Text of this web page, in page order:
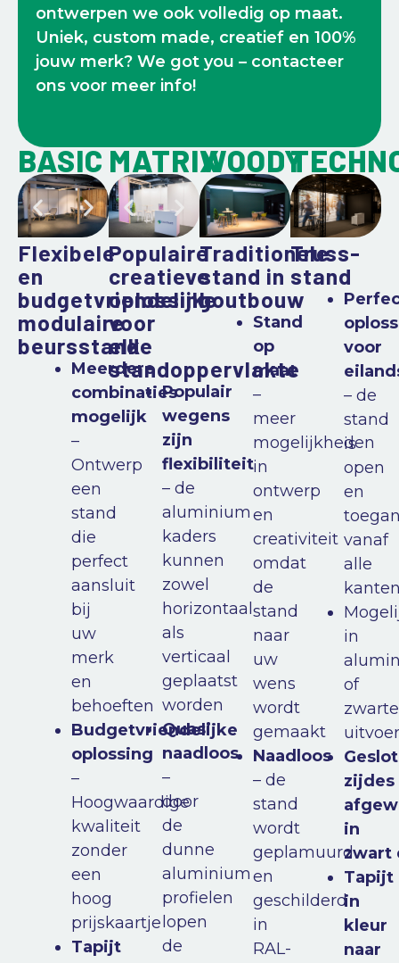
ontwerpen we ook volledig op maat.
Uniek, custom made, creatief en 100%
jouw merk? We got you – contacteer
ons voor meer info!
BASIC
Flexibele
en
budgetvriendelijke
modulaire
beursstand
Meerdere
combinaties
mogelijk
–
Ontwerp
een
stand
die
perfect
aansluit
bij
uw
merk
en
behoeften
Budgetvriendelijke
oplossing
–
Hoogwaardige
kwaliteit
zonder
een
hoog
prijskaartje
Tapijt
MATRIX
Populaire
creatieve
oplossing
voor
elke
standoppervlakte
Populair
wegens
zijn
flexibiliteit
– de
aluminium
kaders
kunnen
zowel
horizontaal
als
verticaal
geplaatst
worden
Quasi
naadloos
–
door
de
dunne
aluminium
profielen
lopen
de
WOODY
Traditionele
stand in
houtbouw
Stand
op
maat
–
meer
mogelijkheden
in
ontwerp
en
creativiteit
omdat
de
stand
naar
uw
wens
wordt
gemaakt
Naadloos
– de
stand
wordt
geplamuurd
en
geschilderd
in
RAL-
Truss-
stand
voor
– de
stand
is
open
en
vanaf
alle
in
of
zwarte
zijdes
in
zwart
Tapijt
in
kleur
naar